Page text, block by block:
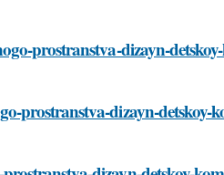
prostranstva-dizayn-
prostranstva-dizayn-detskoy-